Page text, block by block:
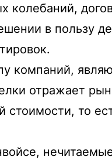
колебаний,
в пользу
компаний,
отражает
то